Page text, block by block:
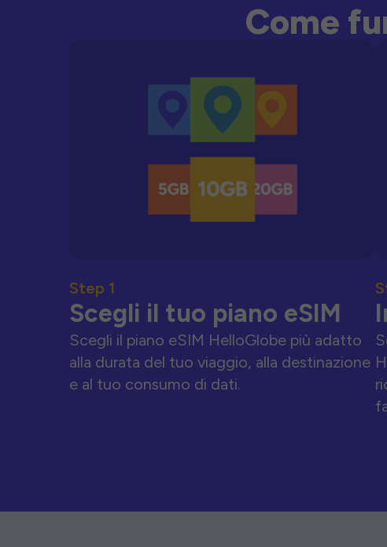
Come
Step 1
Scegli il tuo piano eSIM
Scegli il piano eSIM HelloGlobe più adatto
alla durata del tuo viaggio, alla destinazione
e al tuo consumo di dati.